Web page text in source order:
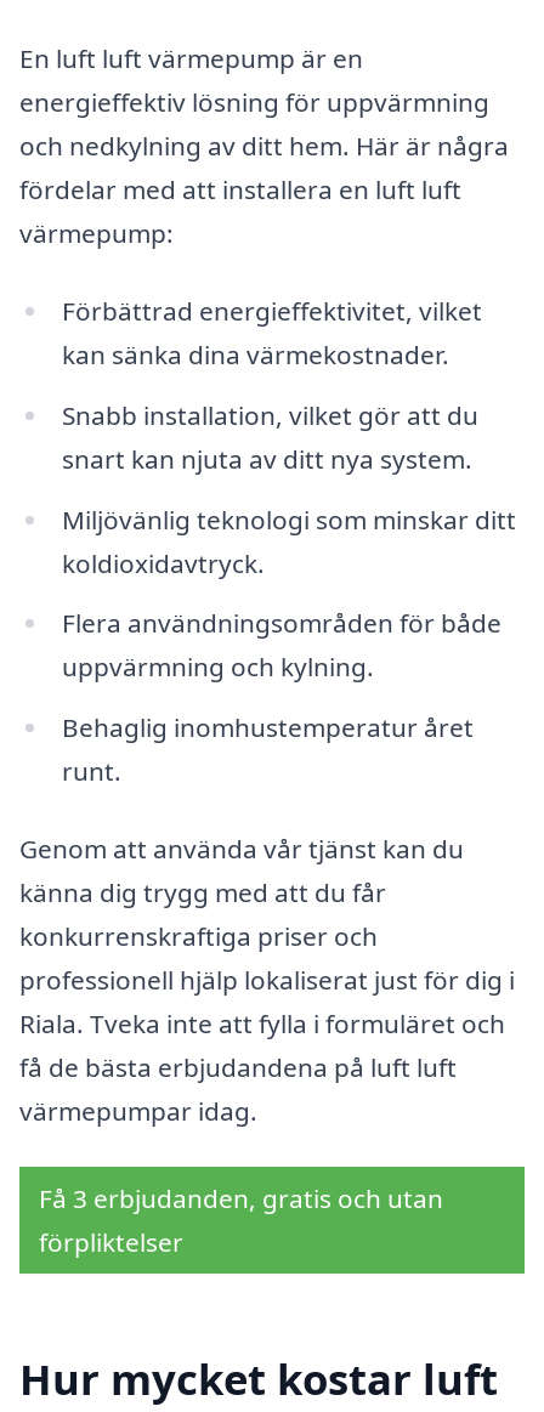
En luft luft värmepump är en
energieffektiv lösning för uppvärmning
och nedkylning av ditt hem. Här är några
fördelar med att installera en luft luft
värmepump:
Förbättrad energieffektivitet, vilket
kan sänka dina värmekostnader.
Snabb installation, vilket gör att du
snart kan njuta av ditt nya system.
Miljövänlig teknologi som minskar ditt
koldioxidavtryck.
Flera användningsområden för både
uppvärmning och kylning.
Behaglig inomhustemperatur året
runt.
Genom att använda vår tjänst kan du
känna dig trygg med att du får
konkurrenskraftiga priser och
professionell hjälp lokaliserat just för dig i
Riala. Tveka inte att fylla i formuläret och
få de bästa erbjudandena på luft luft
värmepumpar idag.
Få 3 erbjudanden, gratis och utan
förpliktelser
Hur mycket kostar luft